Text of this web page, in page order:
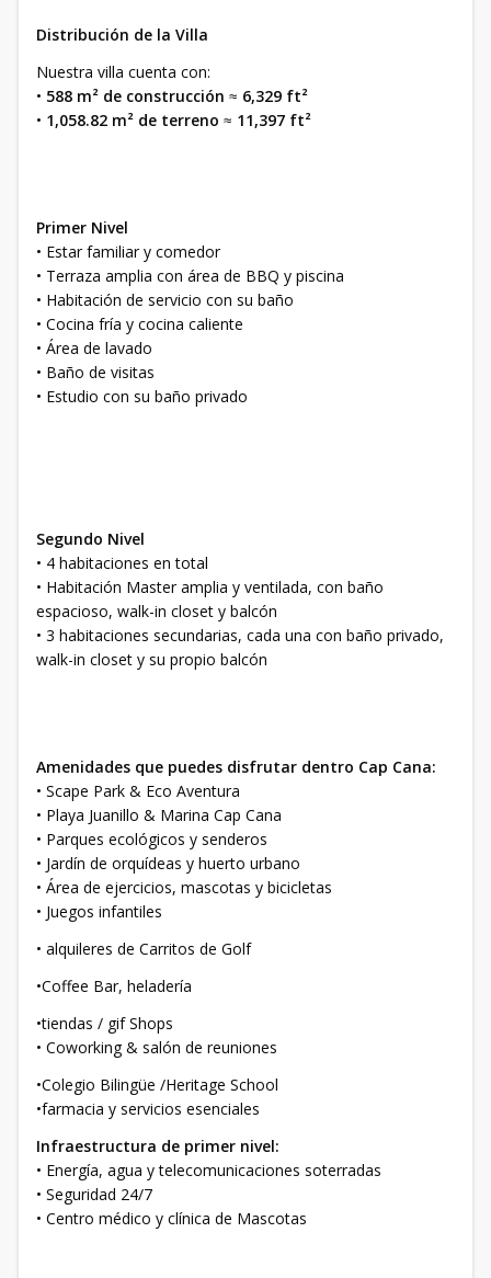
Distribución de la Villa
Nuestra villa cuenta con:
• 588 m² de construcción ≈ 6,329 ft²
• 1,058.82 m² de terreno ≈ 11,397 ft²
Primer Nivel
• Estar familiar y comedor
• Terraza amplia con área de BBQ y piscina
• Habitación de servicio con su baño
• Cocina fría y cocina caliente
• Área de lavado
• Baño de visitas
• Estudio con su baño privado
Segundo Nivel
• 4 habitaciones en total
• Habitación Master amplia y ventilada, con baño
espacioso, walk-in closet y balcón
• 3 habitaciones secundarias, cada una con baño privado,
walk-in closet y su propio balcón
Amenidades que puedes disfrutar dentro Cap Cana:
• Scape Park & Eco Aventura
• Playa Juanillo & Marina Cap Cana
• Parques ecológicos y senderos
• Jardín de orquídeas y huerto urbano
• Área de ejercicios, mascotas y bicicletas
• Juegos infantiles
• alquileres de Carritos de Golf
•Coffee Bar, heladería
•tiendas / gif Shops
• Coworking & salón de reuniones
•Colegio Bilingüe /Heritage School
•farmacia y servicios esenciales
Infraestructura de primer nivel:
• Energía, agua y telecomunicaciones soterradas
• Seguridad 24/7
• Centro médico y clínica de Mascotas